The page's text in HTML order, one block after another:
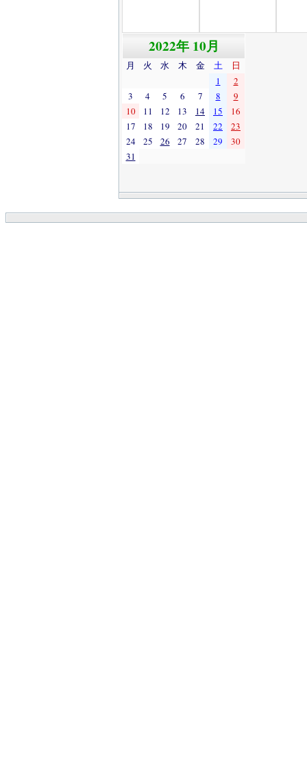
2022年 10月
月 火 水 木 金 土
日
1
2
3
4 5 6 7 8
9
10
11 12 13 14 15
16
17
18 19 20 21 22
23
24
25 26 27 28 29
30
31